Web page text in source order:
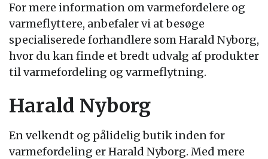
For mere information om varmefordelere og
varmeflyttere, anbefaler vi at besøge
specialiserede forhandlere som Harald Nyborg,
hvor du kan finde et bredt udvalg af produkter
til varmefordeling og varmeflytning.
Harald Nyborg
En velkendt og pålidelig butik inden for
varmefordeling er Harald Nyborg. Med mere